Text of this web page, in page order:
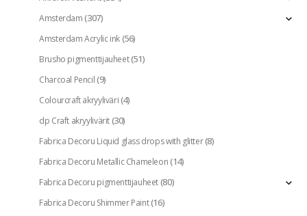
Amsterdam(307)
Amsterdam Acrylic ink(56)
Brusho pigmenttijauheet(51)
Charcoal Pencil(9)
Colourcraft akryyliväri(4)
dp Craft akryylivärit(30)
Fabrica Decoru Liquid glass drops with glitter(8)
Fabrica Decoru Metallic Chameleon(14)
Fabrica Decoru pigmenttijauheet(80)
Fabrica Decoru Shimmer Paint(16)